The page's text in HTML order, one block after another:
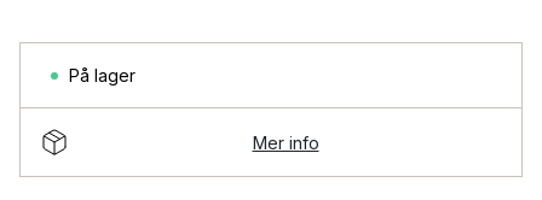
På lager
Mer info